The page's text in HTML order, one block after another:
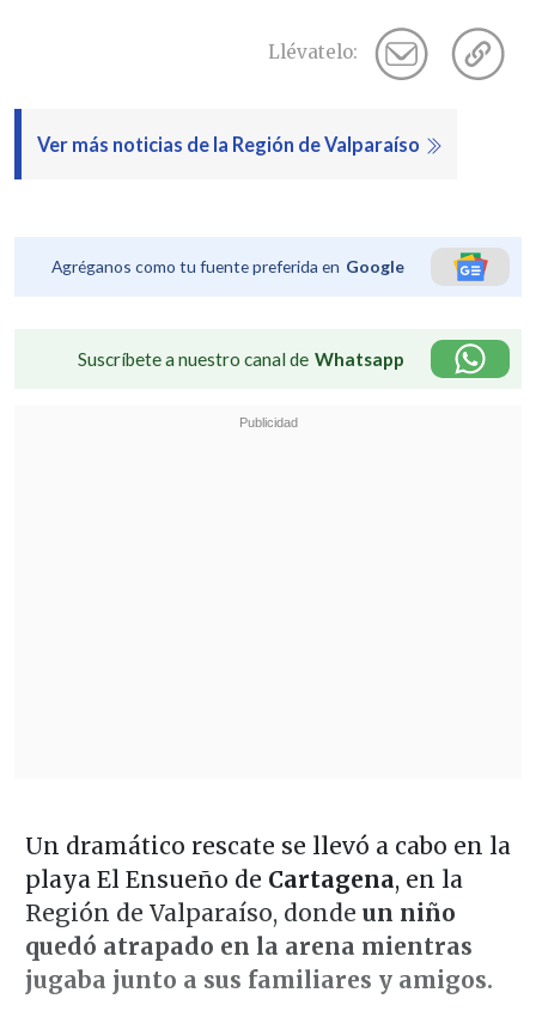
Llévatelo:
Ver más noticias de la Región de Valparaíso
Agréganos como tu fuente preferida en Google
Suscríbete a nuestro canal de Whatsapp
Un dramático rescate se llevó a cabo en la
playa El Ensueño de Cartagena, en la
Región de Valparaíso, donde un niño
quedó atrapado en la arena mientras
jugaba junto a sus familiares y amigos.